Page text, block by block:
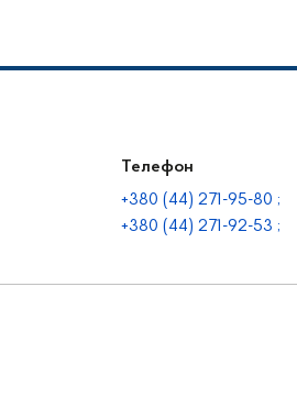
Телефон
+380 (44) 271-95-80 ;
+380 (44) 271-92-53 ;